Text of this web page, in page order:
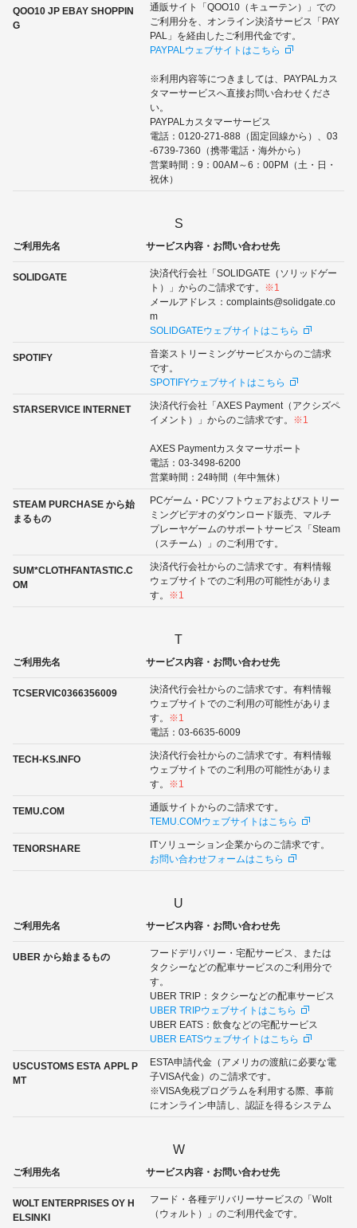
QOO10 JP EBAY SHOPPIN
G
通販サイト「QOO10（キューテン）」での
ご利用分を、オンライン決済サービス「PAY
PAL」を経由したご利用代金です。
PAYPALウェブサイトはこちら
※利用内容等につきましては、PAYPALカス
タマーサービスへ直接お問い合わせくださ
い。
PAYPALカスタマーサービス
電話：0120-271-888（固定回線から）、03
-6739-7360（携帯電話・海外から）
営業時間：9：00AM～6：00PM（土・日・
祝休）
S
ご利用先名 サービス内容・お問い合わせ先
SOLIDGATE
決済代行会社「SOLIDGATE（ソリッドゲー
ト）」からのご請求です。 ※1
メールアドレス：complaints@solidgate.co
m
SOLIDGATEウェブサイトはこちら
SPOTIFY
音楽ストリーミングサービスからのご請求
です。
SPOTIFYウェブサイトはこちら
STARSERVICE INTERNET
決済代行会社「AXES Payment（アクシズペ
イメント）」からのご請求です。 ※1
AXES Paymentカスタマーサポート
電話：03-3498-6200
営業時間：24時間（年中無休）
STEAM PURCHASE から始
まるもの
PCゲーム・PCソフトウェアおよびストリー
ミングビデオのダウンロード販売、マルチ
プレーヤゲームのサポートサービス「Steam
（スチーム）」のご利用です。
SUM*CLOTHFANTASTIC.C
OM
決済代行会社からのご請求です。有料情報
ウェブサイトでのご利用の可能性がありま
す。 ※1
T
ご利用先名 サービス内容・お問い合わせ先
TCSERVIC0366356009
決済代行会社からのご請求です。有料情報
ウェブサイトでのご利用の可能性がありま
す。 ※1
電話：03-6635-6009
TECH-KS.INFO
決済代行会社からのご請求です。有料情報
ウェブサイトでのご利用の可能性がありま
す。 ※1
TEMU.COM
通販サイトからのご請求です。
TEMU.COMウェブサイトはこちら
TENORSHARE
ITソリューション企業からのご請求です。
お問い合わせフォームはこちら
U
ご利用先名 サービス内容・お問い合わせ先
UBER から始まるもの
フードデリバリー・宅配サービス、または
タクシーなどの配車サービスのご利用分で
す。
UBER TRIP：タクシーなどの配車サービス
UBER TRIPウェブサイトはこちら
UBER EATS：飲食などの宅配サービス
UBER EATSウェブサイトはこちら
USCUSTOMS ESTA APPL P
MT
ESTA申請代金（アメリカの渡航に必要な電
子VISA代金）のご請求です。
※VISA免税プログラムを利用する際、事前
にオンライン申請し、認証を得るシステム
W
ご利用先名 サービス内容・お問い合わせ先
WOLT ENTERPRISES OY H
ELSINKI
フード・各種デリバリーサービスの「Wolt
（ウォルト）」のご利用代金です。